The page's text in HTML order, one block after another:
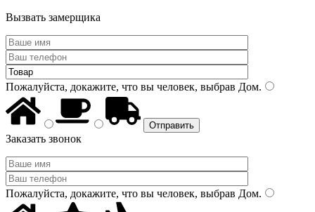
Вызвать замерщика
Пожалуйста, докажите, что вы человек, выбрав Дом.
Заказать звонок
Пожалуйста, докажите, что вы человек, выбрав Дом.